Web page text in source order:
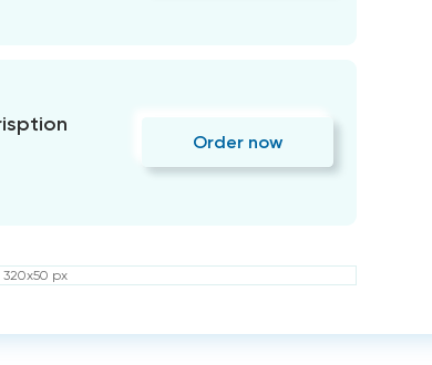
Order now
px